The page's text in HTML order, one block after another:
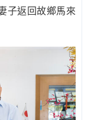
子返回故鄉馬來